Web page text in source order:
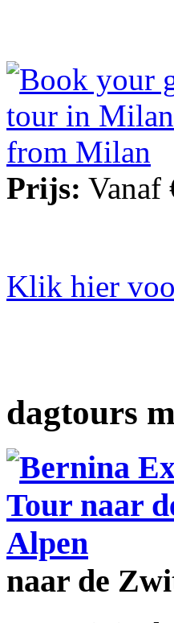
Prijs: Vanaf
Klik hier
dagtours
naar de